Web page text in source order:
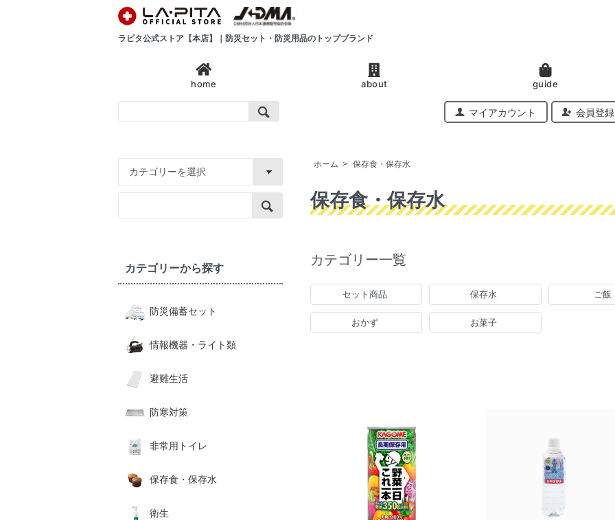
ラピタ公式ストア【本店】｜防災セット・防災用品のトップブランド
home about guide
マイアカウント 会員登録
ホーム > 保存食・保存水
保存食・保存水
カテゴリー一覧
セット商品 保存水 ご飯
おかず お菓子
カテゴリーから探す
防災備蓄セット
情報機器・ライト類
避難生活
防寒対策
非常用トイレ
保存食・保存水
衛生